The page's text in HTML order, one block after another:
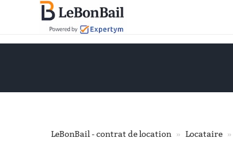
LeBonBail - contrat de location Locataire